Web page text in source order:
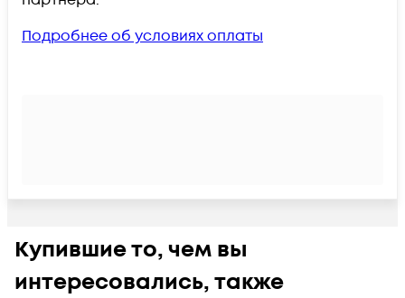
Подробнее об условиях оплаты
Купившие то, чем вы
интересовались, также